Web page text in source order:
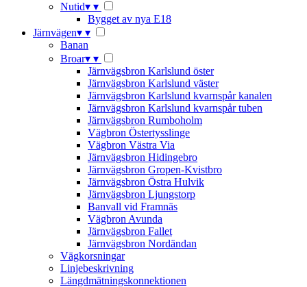
Nutid▾ ▾
Bygget av nya E18
Järnvägen▾ ▾
Banan
Broar▾ ▾
Järnvägsbron Karlslund öster
Järnvägsbron Karlslund väster
Järnvägsbron Karlslund kvarnspår kanalen
Järnvägsbron Karlslund kvarnspår tuben
Järnvägsbron Rumboholm
Vägbron Östertysslinge
Vägbron Västra Via
Järnvägsbron Hidingebro
Järnvägsbron Gropen-Kvistbro
Järnvägsbron Östra Hulvik
Järnvägsbron Ljungstorp
Banvall vid Framnäs
Vägbron Avunda
Järnvägsbron Fallet
Järnvägsbron Nordändan
Vägkorsningar
Linjebeskrivning
Längdmätningskonnektionen